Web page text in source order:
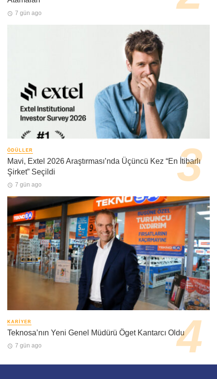
7 gün ago
ÖDÜLLER
Mavi, Extel 2026 Araştırması’nda Üçüncü Kez “En İtibarlı
Şirket” Seçildi
7 gün ago
KARIYER
Teknosa’nın Yeni Genel Müdürü Öget Kantarcı Oldu
7 gün ago